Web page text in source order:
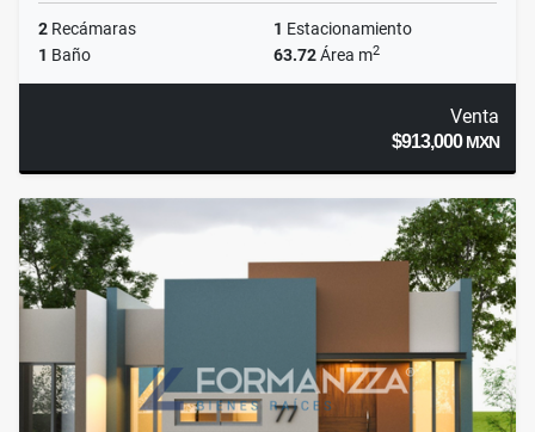
2 Recámaras 1 Estacionamiento
1 Baño 63.72Área m2
Venta
$913,000MXN